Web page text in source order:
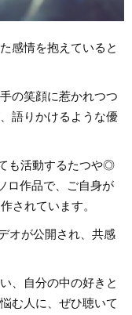
感情を抱えていると
の笑顔に惹かれつつ
語りかけるような優
も活動するたつや◎
ロ作品で、ご自身が
されています。
オが公開され、共感
、自分の中の好きと
む人に、ぜひ聴いて